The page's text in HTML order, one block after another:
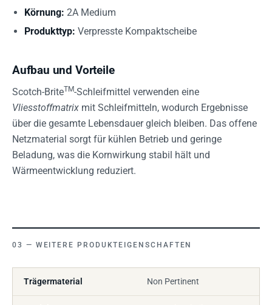
Körnung: 2A Medium
Produkttyp: Verpresste Kompaktscheibe
Aufbau und Vorteile
Scotch-BriteTM-Schleifmittel verwenden eine
Vliesstoffmatrix mit Schleifmitteln, wodurch Ergebnisse
über die gesamte Lebensdauer gleich bleiben. Das offene
Netzmaterial sorgt für kühlen Betrieb und geringe
Beladung, was die Kornwirkung stabil hält und
Wärmeentwicklung reduziert.
WEITERE PRODUKTEIGENSCHAFTEN
Trägermaterial Non Pertinent